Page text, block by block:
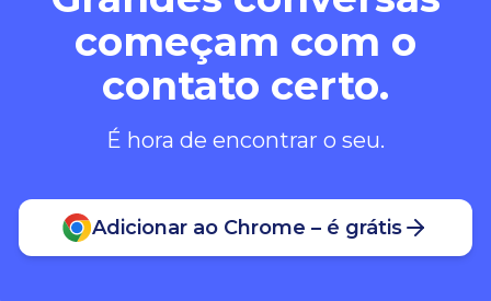
começam com o
contato certo.
É hora de encontrar o seu.
Adicionar ao Chrome – é grátis